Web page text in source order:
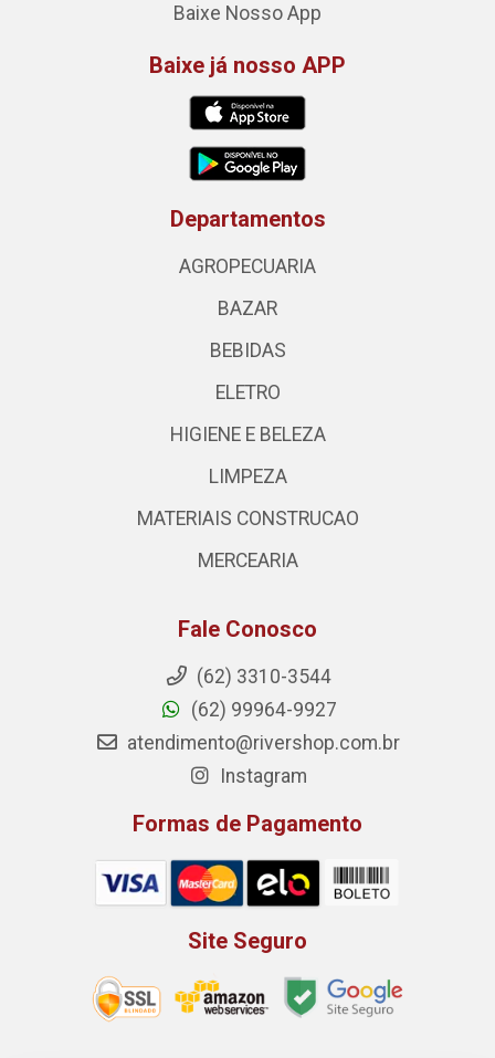
Baixe Nosso App
Baixe já nosso APP
Departamentos
AGROPECUARIA
BAZAR
BEBIDAS
ELETRO
HIGIENE E BELEZA
LIMPEZA
MATERIAIS CONSTRUCAO
MERCEARIA
Fale Conosco
(62) 3310-3544
(62) 99964-9927
atendimento@rivershop.com.br
Instagram
Formas de Pagamento
Site Seguro